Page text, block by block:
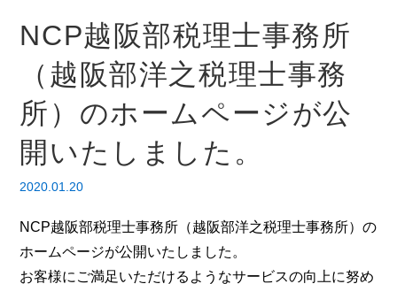
NCP越阪部税理士事務所
（越阪部洋之税理士事務
所）のホームページが公
開いたしました。
2020.01.20
NCP越阪部税理士事務所（越阪部洋之税理士事務所）の
ホームページが公開いたしました。
お客様にご満足いただけるようなサービスの向上に努め